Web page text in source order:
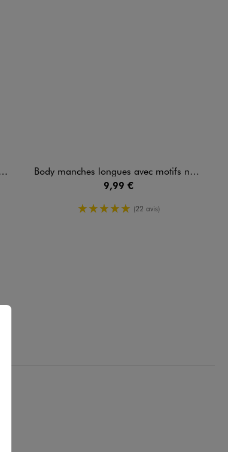
Body manches longues avec motifs noeuds bébé fille (lot de 3)
9,99 €
5/5 de moyenne
(22 avis)